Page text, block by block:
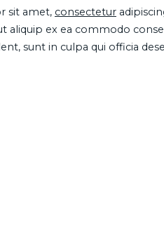
sit amet, consectetur
ex ea commodo
sunt in culpa qui officia